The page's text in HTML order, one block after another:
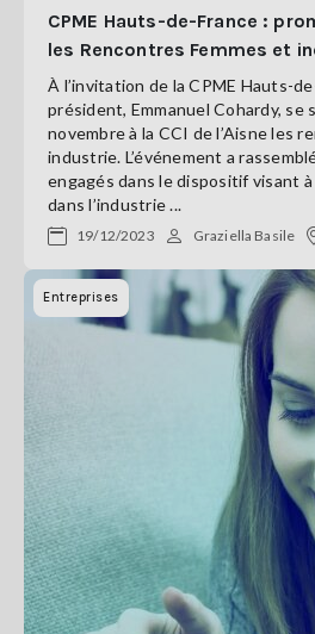
CPME Hauts-de-France :
les Rencontres Femmes et
À l’invitation de la CPME Hauts-
président, Emmanuel Cohardy, se
novembre à la CCI de l’Aisne les
industrie. L’événement a
engagés dans le dispositif visant
dans l’industrie ...
19/12/2023 Graziella Basile
Entreprises